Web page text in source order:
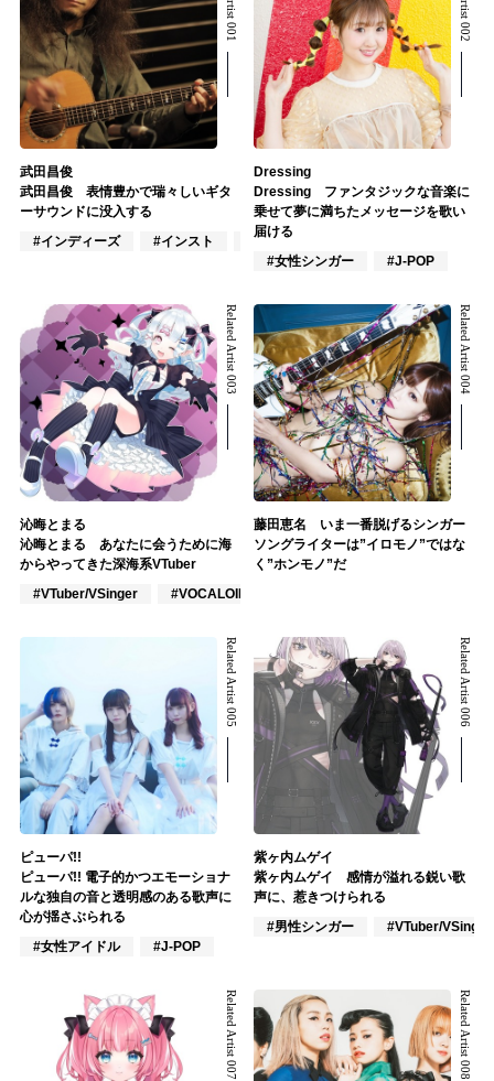
武田昌俊
武田昌俊 表情豊かで瑞々しいギタ
ーサウンドに没入する
#インディーズ
#インスト #ジャズ/クラシック奏者
Dressing
Dressing ファンタジックな音楽に
乗せて夢に満ちたメッセージを歌い
届ける
#女性シンガー
#J-POP
Related Artist 003
沁晦とまる
沁晦とまる あなたに会うために海
からやってきた深海系VTuber
#VTuber/VSinger
#VOCALOID
Related Artist 004
藤田恵名 いま一番脱げるシンガー
ソングライターは”イロモノ”ではな
く”ホンモノ”だ
Related Artist 005
ピューパ!!
ピューパ!! 電子的かつエモーショナ
ルな独自の音と透明感のある歌声に
心が揺さぶられる
#女性アイドル
#J-POP
Related Artist 006
紫ヶ内ムゲイ
紫ヶ内ムゲイ 感情が溢れる鋭い歌
声に、惹きつけられる
#男性シンガー
#VTuber/VSinger
Related Artist 007 Related Artist 008